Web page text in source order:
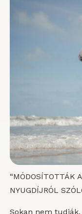
“MÓDOSÍTOTTÁK
NYUGDÍJRÓL
Sokan nem